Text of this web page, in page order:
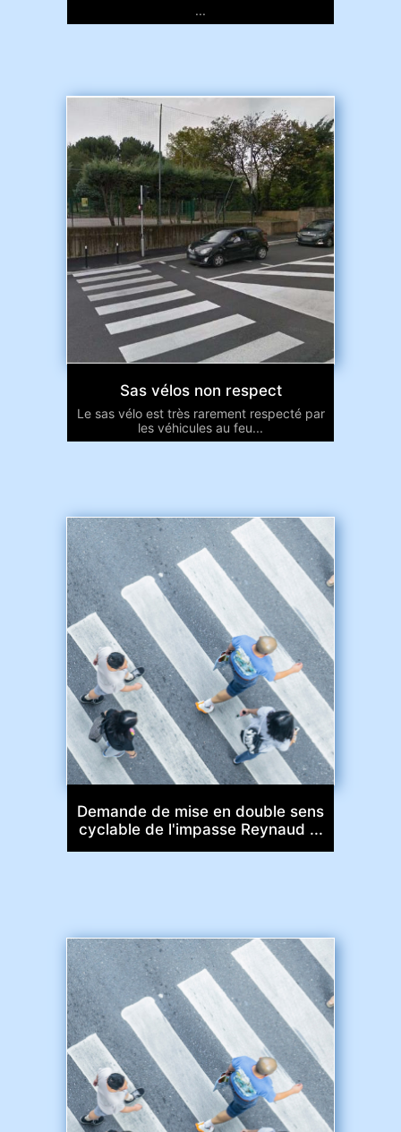
...
Sas vélos non respect
Le sas vélo est très rarement respecté par
les véhicules au feu...
Demande de mise en double sens
cyclable de l'impasse Reynaud ...